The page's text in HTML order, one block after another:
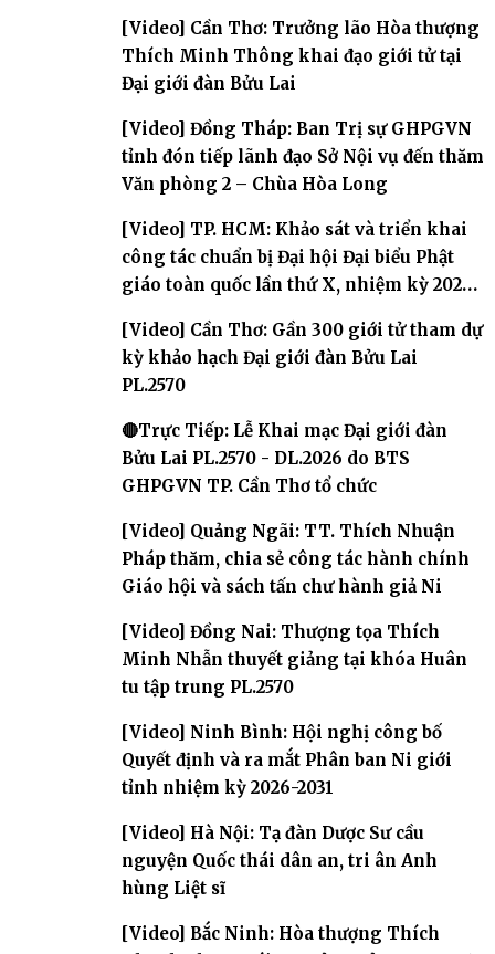
[Video] Cần Thơ: Trưởng lão Hòa thượng
Thích Minh Thông khai đạo giới tử tại
Đại giới đàn Bửu Lai
[Video] Đồng Tháp: Ban Trị sự GHPGVN
tỉnh đón tiếp lãnh đạo Sở Nội vụ đến thăm
Văn phòng 2 – Chùa Hòa Long
[Video] TP. HCM: Khảo sát và triển khai
công tác chuẩn bị Đại hội Đại biểu Phật
giáo toàn quốc lần thứ X, nhiệm kỳ 2026-
[Video] Cần Thơ: Gần 300 giới tử tham dự
kỳ khảo hạch Đại giới đàn Bửu Lai
PL.2570
🔴Trực Tiếp: Lễ Khai mạc Đại giới đàn
Bửu Lai PL.2570 - DL.2026 do BTS
GHPGVN TP. Cần Thơ tổ chức
[Video] Quảng Ngãi: TT. Thích Nhuận
Pháp thăm, chia sẻ công tác hành chính
Giáo hội và sách tấn chư hành giả Ni
[Video] Đồng Nai: Thượng tọa Thích
Minh Nhẫn thuyết giảng tại khóa Huân
tu tập trung PL.2570
[Video] Ninh Bình: Hội nghị công bố
Quyết định và ra mắt Phân ban Ni giới
tỉnh nhiệm kỳ 2026-2031
[Video] Hà Nội: Tạ đàn Dược Sư cầu
nguyện Quốc thái dân an, tri ân Anh
hùng Liệt sĩ
[Video] Bắc Ninh: Hòa thượng Thích